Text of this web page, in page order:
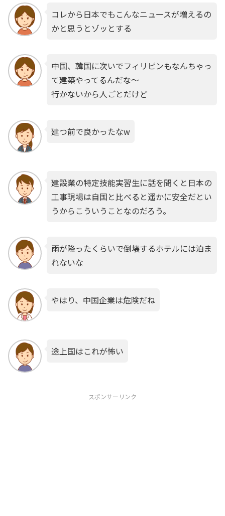
コレから日本でもこんなニュースが増えるの
かと思うとゾッとする
中国、韓国に次いでフィリピンもなんちゃっ
て建築やってるんだな〜
行かないから人ごとだけど
建つ前で良かったなw
建設業の特定技能実習生に話を聞くと日本の
工事現場は自国と比べると遥かに安全だとい
うからこういうことなのだろう。
雨が降ったくらいで倒壊するホテルには泊ま
れないな
やはり、中国企業は危険だね
途上国はこれが怖い
スポンサーリンク